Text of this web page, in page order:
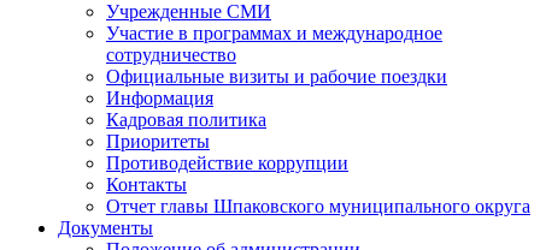
Учрежденные СМИ
Участие в программах и международное
сотрудничество
Официальные визиты и рабочие поездки
Информация
Кадровая политика
Приоритеты
Противодействие коррупции
Контакты
Отчет главы Шпаковского муниципального округа
Документы